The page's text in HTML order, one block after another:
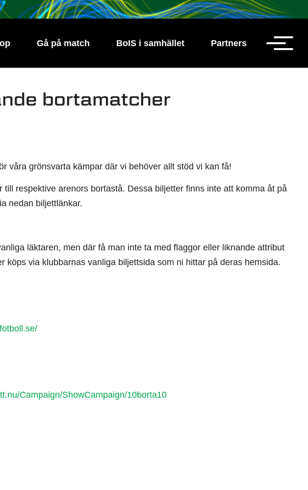
Gå på match BoIS i samhället Partners
bortamatcher
våra grönsvarta kämpar där vi behöver allt stöd vi kan få!
respektive arenors bortastå. Dessa biljetter finns inte att komma åt på
nedan biljettlänkar.
läktaren, men där få man inte ta med flaggor eller liknande attribut
köps via klubbarnas vanliga biljettsida som ni hittar på deras hemsida.
Campaign/ShowCampaign/10borta10